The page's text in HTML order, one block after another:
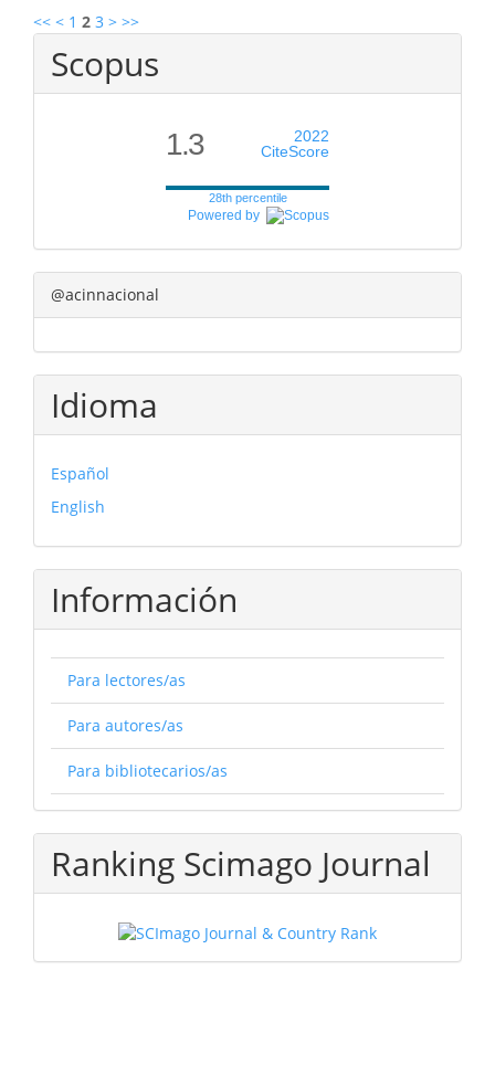
<< < 1 2 3 > >>
Scopus
1.3
2022
CiteScore
28th percentile
Powered by
@acinnacional
Idioma
Español
English
Información
Para lectores/as
Para autores/as
Para bibliotecarios/as
Ranking Scimago Journal